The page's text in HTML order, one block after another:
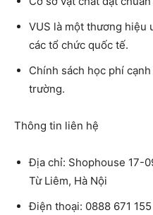
VUS là một thương hiệu
các tổ chức quốc tế.
Chính sách học phí
trường.
Thông tin liên hệ
Địa chỉ: Shophouse 17-
Từ Liêm, Hà Nội
Điện thoại: 0888 671 155